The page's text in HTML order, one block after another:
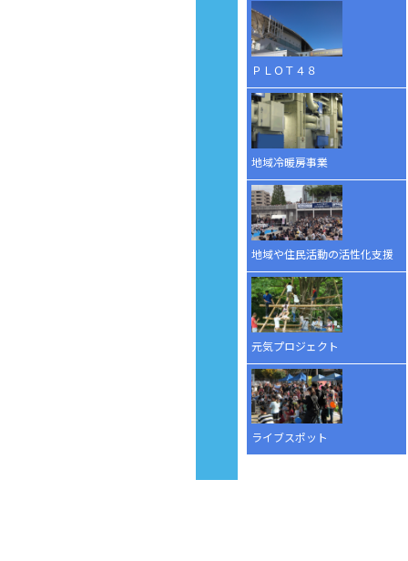
ＰＬＯＴ４８
地域冷暖房事業
地域や住民活動の活性化支援
元気プロジェクト
ライブスポット